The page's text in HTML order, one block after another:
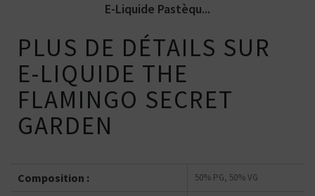
E-Liquide Pastèqu...
PLUS DE DÉTAILS SUR
E-LIQUIDE THE
FLAMINGO SECRET
GARDEN
Composition : 50% PG, 50% VG